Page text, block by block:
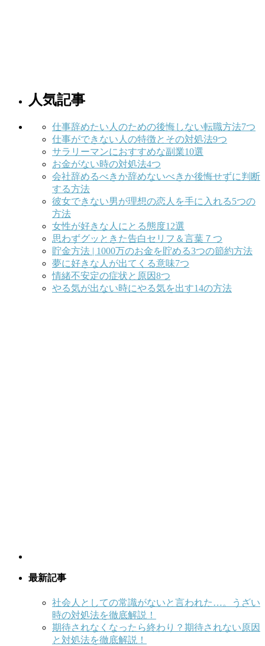
人気記事
仕事辞めたい人のための後悔しない転職方法7つ
仕事ができない人の特徴とその対処法9つ
サラリーマンにおすすめな副業10選
お金がない時の対処法4つ
会社辞めるべきか辞めないべきか後悔せずに判断
する方法
彼女できない男が理想の恋人を手に入れる5つの
方法
女性が好きな人にとる態度12選
思わずグッときた告白セリフ＆言葉７つ
貯金方法 | 1000万のお金を貯める3つの節約方法
夢に好きな人が出てくる意味7つ
情緒不安定の症状と原因8つ
やる気が出ない時にやる気を出す14の方法
最新記事
社会人としての常識がないと言われた…。うざい
時の対処法を徹底解説！
期待されなくなったら終わり？期待されない原因
と対処法を徹底解説！